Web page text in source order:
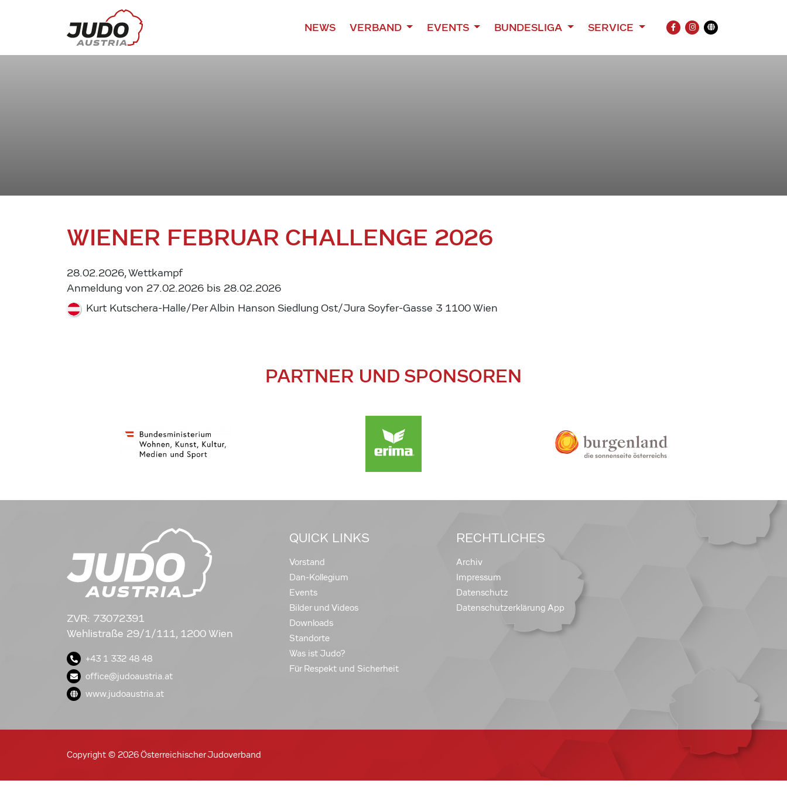
NEWS VERBAND EVENTS BUNDESLIGA SERVICE
FACEBOOK
INSTAGRAM
Übersetzung
WIENER FEBRUAR CHALLENGE 2026
28.02.2026, Wettkampf
Anmeldung von 27.02.2026 bis 28.02.2026
Kurt Kutschera-Halle/Per Albin Hanson Siedlung Ost/Jura Soyfer-Gasse 3 1100 Wien
PARTNER UND SPONSOREN
ZVR: 73072391
Wehlistraße 29/1/111, 1200 Wien
+43 1 332 48 48
office@judoaustria.at
www.judoaustria.at
QUICK LINKS
Vorstand
Dan-Kollegium
Events
Bilder und Videos
Downloads
Standorte
Was ist Judo?
Für Respekt und Sicherheit
RECHTLICHES
Archiv
Impressum
Datenschutz
Datenschutzerklärung App
Copyright © 2026 Österreichischer Judoverband